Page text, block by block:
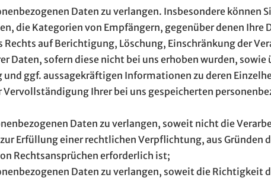
Daten zu verlangen. Insbesondere können
die Kategorien von Empfängern, gegenüber denen Ihre
auf Berichtigung, Löschung, Einschränkung der
Daten, sofern diese nicht bei uns erhoben wurden, sowie
ggf. aussagekräftigen Informationen zu deren
Ihrer bei uns gespeicherten
Daten zu verlangen, soweit nicht die
Erfüllung einer rechtlichen Verpflichtung, aus Gründen
Rechtsansprüchen erforderlich ist;
Daten zu verlangen, soweit die Richtigkeit